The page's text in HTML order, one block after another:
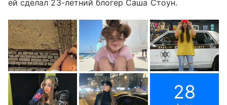
ей сделал 23-летний блогер Саша Стоун.
28